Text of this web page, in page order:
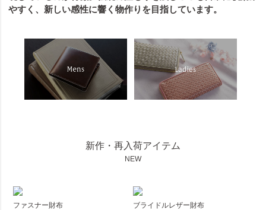
やすく、新しい感性に響く物作りを目指しています。
新作・再入荷アイテム
NEW
ファスナー財布
ブライドルレザー財布